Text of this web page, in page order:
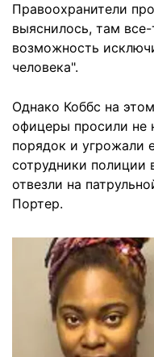
Правоохранители
выяснилось, там
возможность
человека".
Однако Коббс на
офицеры просили не
порядок и угрожали
сотрудники
отвезли на
Портер.